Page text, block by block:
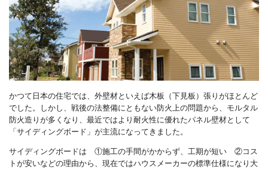
かつて日本の住宅では、外壁材といえば木板（下見板）張りがほとんど
でした。しかし、戦後の法整備にともない防火上の問題から、モルタル
防火造りが多くなり、最近ではより耐火性に優れたパネル壁材として
「サイディングボード」が主流になってきました。
サイディングボードは ①施工の手間がかからず、工期が短い ②コス
トが安いなどの理由から、現在ではハウスメーカーの標準仕様になり大